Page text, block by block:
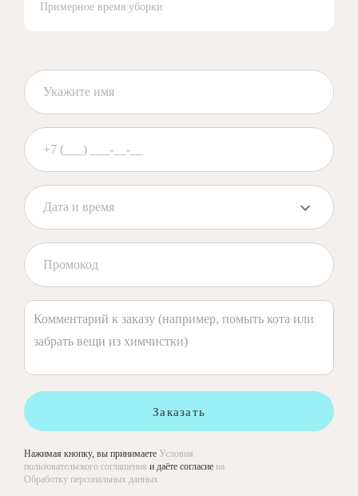
Примерное время уборки
Заказать
Нажимая кнопку, вы принимаете Условия
пользовательского соглашения и даёте согласие на
Обработку персональных данных